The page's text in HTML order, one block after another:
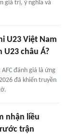
giá trị, ý nghĩa và
U23 Việt Nam
U23 châu Á?
đánh giá là ứng
đã khiến truyền
nhận liều
trận